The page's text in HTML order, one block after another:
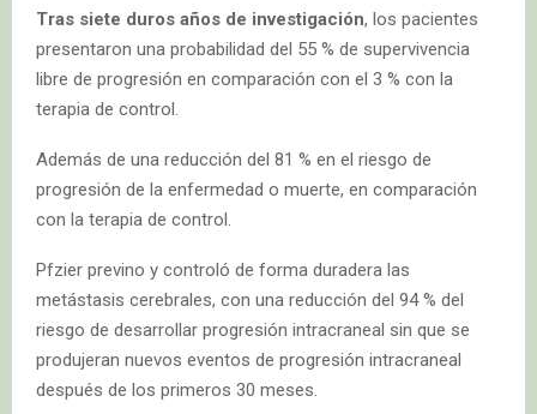
Tras siete duros años de investigación, los pacientes
presentaron una probabilidad del 55 % de supervivencia
libre de progresión en comparación con el 3 % con la
terapia de control.
Además de una reducción del 81 % en el riesgo de
progresión de la enfermedad o muerte, en comparación
con la terapia de control.
Pfzier previno y controló de forma duradera las
metástasis cerebrales, con una reducción del 94 % del
riesgo de desarrollar progresión intracraneal sin que se
produjeran nuevos eventos de progresión intracraneal
después de los primeros 30 meses.